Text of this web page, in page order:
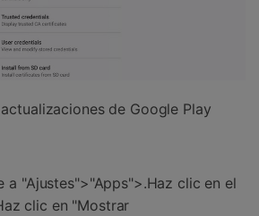
de Google Play
a "Ajustes">"Apps">.Haz clic en el
clic en "Mostrar